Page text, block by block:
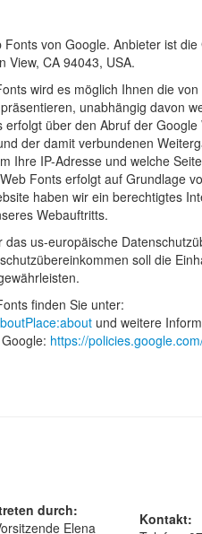
von Google. Anbieter ist
View, CA 94043, USA.
wird es möglich Ihnen die
unabhängig davon
erfolgt über den Abruf der
der damit verbundenen
Ihre IP-Adresse und welche
Fonts erfolgt auf Grundlage
haben wir ein berechtigtes
Webauftritts.
us-europäische
soll die
finden Sie unter:
und weitere
https://
durch:
Elena
Kontakt: